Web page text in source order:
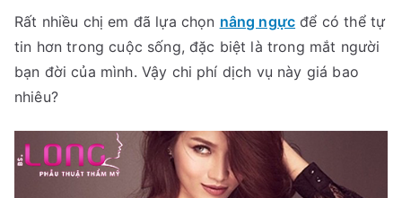
Rất nhiều chị em đã lựa chọn nâng ngực để có thể tự
tin hơn trong cuộc sống, đặc biệt là trong mắt người
bạn đời của mình. Vậy chi phí dịch vụ này giá bao
nhiêu?